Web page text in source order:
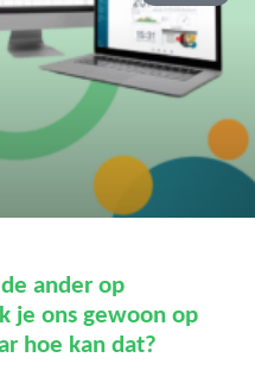
ander op
je ons gewoon op
hoe kan dat?